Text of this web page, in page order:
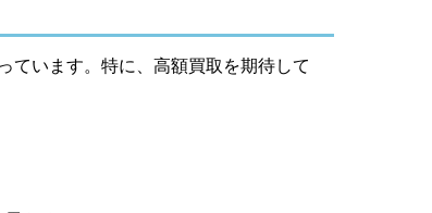
ています。特に、高額買取を期待して